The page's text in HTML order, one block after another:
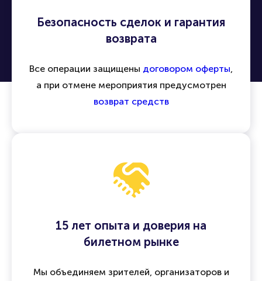
Безопасность сделок и гарантия
возврата
Все операции защищены договором оферты,
а при отмене мероприятия предусмотрен
возврат средств
15 лет опыта и доверия на
билетном рынке
Мы объединяем зрителей, организаторов и